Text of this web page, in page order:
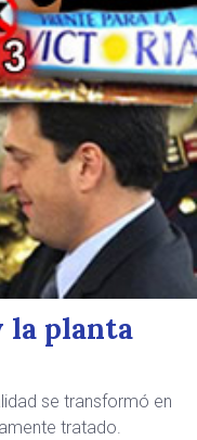
la planta
se transformó en
tratado.